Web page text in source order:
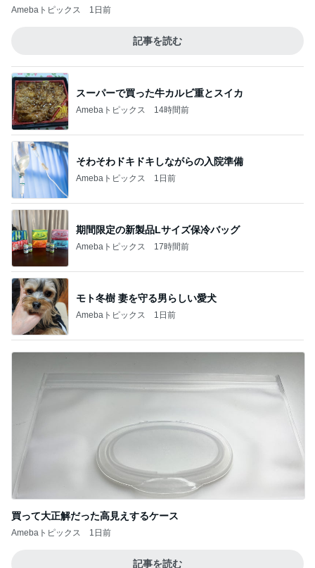
Amebaトピックス 1日前
記事を読む
スーパーで買った牛カルビ重とスイカ
Amebaトピックス 14時間前
そわそわドキドキしながらの入院準備
Amebaトピックス 1日前
期間限定の新製品Lサイズ保冷バッグ
Amebaトピックス 17時間前
モト冬樹 妻を守る男らしい愛犬
Amebaトピックス 1日前
買って大正解だった高見えするケース
Amebaトピックス 1日前
記事を読む